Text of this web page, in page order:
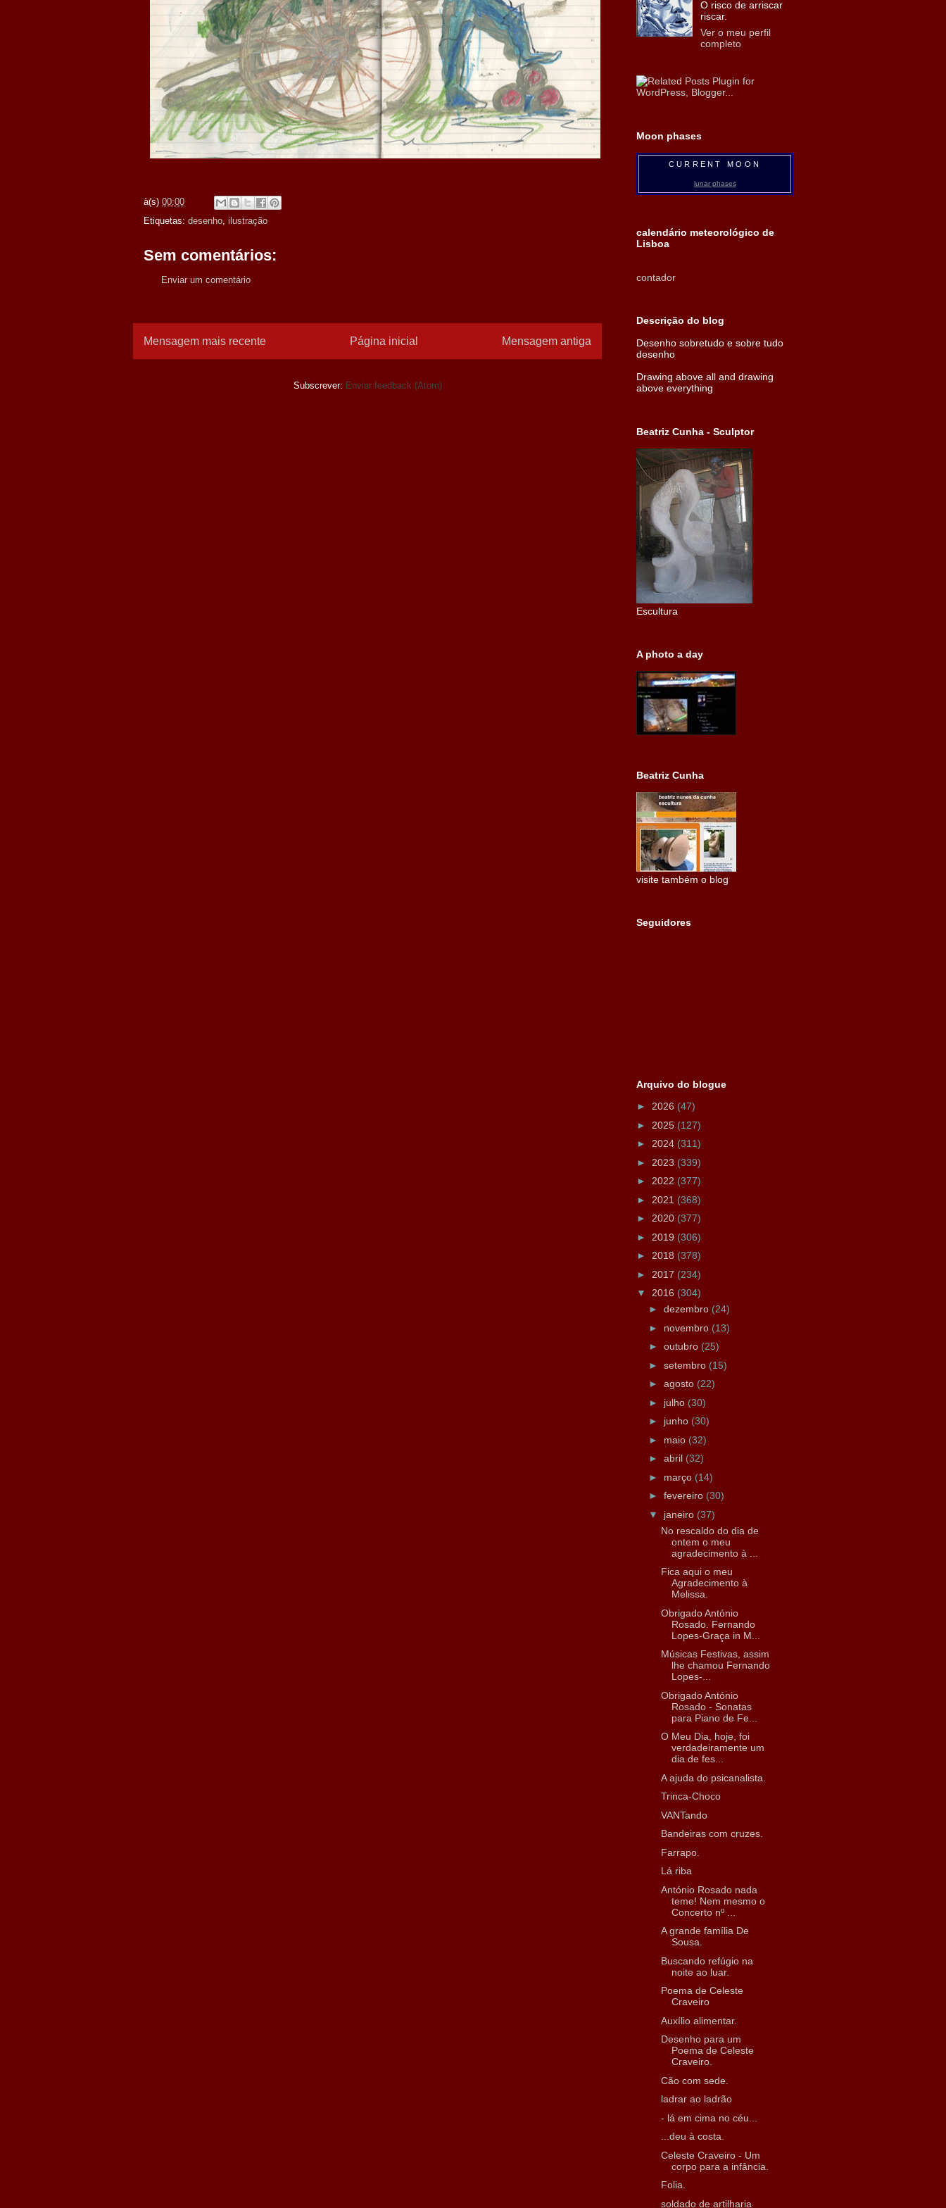
à(s) 00:00
Etiquetas: desenho, ilustração
Sem comentários:
Enviar um comentário
Mensagem mais recente Mensagem antiga
Página inicial
Subscrever: Enviar feedback (Atom)
O risco de arriscar
riscar.
Ver o meu perfil
completo
Moon phases
CURRENT MOON
lunar phases
calendário meteorológico de
Lisboa
contador
Descrição do blog
Desenho sobretudo e sobre tudo
desenho
Drawing above all and drawing
above everything
Beatriz Cunha - Sculptor
Escultura
A photo a day
Beatriz Cunha
visite também o blog
Seguidores
Arquivo do blogue
► 2026 (47)
► 2025 (127)
► 2024 (311)
► 2023 (339)
► 2022 (377)
► 2021 (368)
► 2020 (377)
► 2019 (306)
► 2018 (378)
► 2017 (234)
▼ 2016 (304)
► dezembro (24)
► novembro (13)
► outubro (25)
► setembro (15)
► agosto (22)
► julho (30)
► junho (30)
► maio (32)
► abril (32)
► março (14)
► fevereiro (30)
▼ janeiro (37)
No rescaldo do dia de
ontem o meu
agradecimento à ...
Fica aqui o meu
Agradecimento à
Melissa.
Obrigado António
Rosado. Fernando
Lopes-Graça in M...
Músicas Festivas, assim
lhe chamou Fernando
Lopes-...
Obrigado António
Rosado - Sonatas
para Piano de Fe...
O Meu Dia, hoje, foi
verdadeiramente um
dia de fes...
A ajuda do psicanalista.
Trinca-Choco
VANTando
Bandeiras com cruzes.
Farrapo.
Lá riba
António Rosado nada
teme! Nem mesmo o
Concerto nº ...
A grande família De
Sousa.
Buscando refúgio na
noite ao luar.
Poema de Celeste
Craveiro
Auxílio alimentar.
Desenho para um
Poema de Celeste
Craveiro.
Cão com sede.
ladrar ao ladrão
- lá em cima no céu...
...deu à costa.
Celeste Craveiro - Um
corpo para a infância.
Folia.
soldado de artilharia